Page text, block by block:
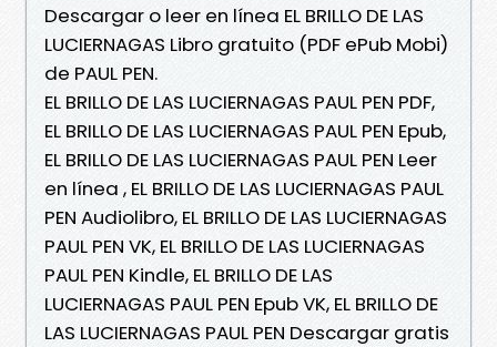
Descargar o leer en línea EL BRILLO DE LAS
LUCIERNAGAS Libro gratuito (PDF ePub Mobi)
de PAUL PEN.
EL BRILLO DE LAS LUCIERNAGAS PAUL PEN PDF,
EL BRILLO DE LAS LUCIERNAGAS PAUL PEN Epub,
EL BRILLO DE LAS LUCIERNAGAS PAUL PEN Leer
en línea , EL BRILLO DE LAS LUCIERNAGAS PAUL
PEN Audiolibro, EL BRILLO DE LAS LUCIERNAGAS
PAUL PEN VK, EL BRILLO DE LAS LUCIERNAGAS
PAUL PEN Kindle, EL BRILLO DE LAS
LUCIERNAGAS PAUL PEN Epub VK, EL BRILLO DE
LAS LUCIERNAGAS PAUL PEN Descargar gratis